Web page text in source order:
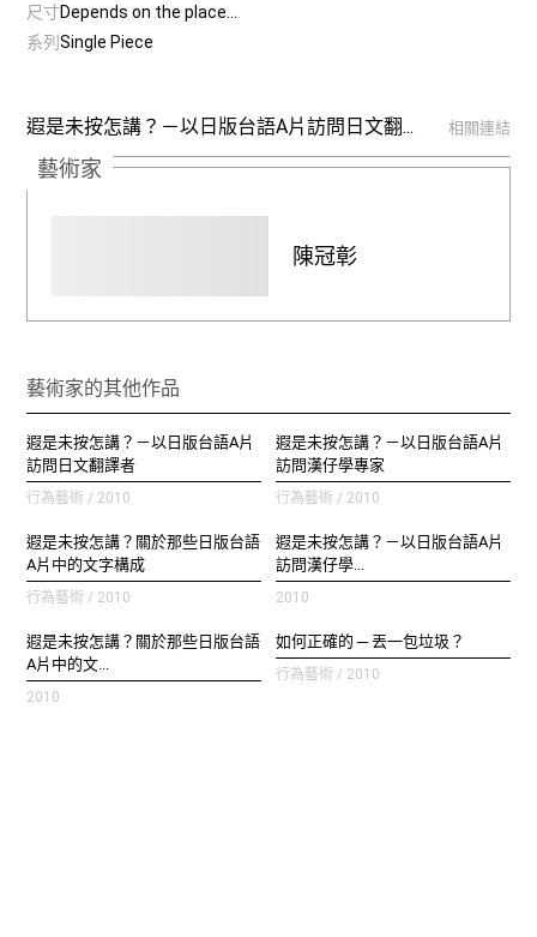
尺寸Depends on the place...
系列Single Piece
遐是未按怎講？－以日版台語A片訪問日文翻... 相關連結
藝術家
陳冠彰
藝術家的其他作品
遐是未按怎講？－以日版台語A片
訪問日文翻譯者
行為藝術 / 2010
遐是未按怎講？－以日版台語A片
訪問漢仔學專家
行為藝術 / 2010
遐是未按怎講？關於那些日版台語
A片中的文字構成
行為藝術 / 2010
遐是未按怎講？－以日版台語A片
訪問漢仔學...
2010
遐是未按怎講？關於那些日版台語
A片中的文...
2010
如何正確的 ─ 丟一包垃圾？
行為藝術 / 2010